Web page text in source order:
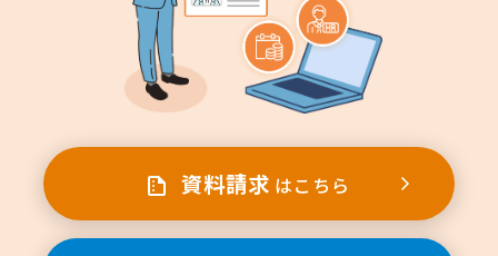
資料請求 はこちら